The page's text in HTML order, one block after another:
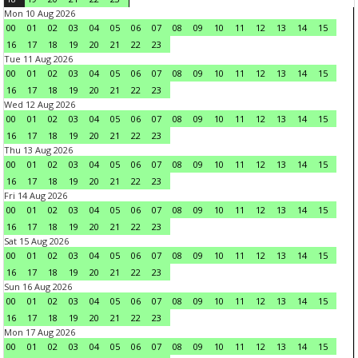
Mon 10 Aug 2026
00
01 02 03 04 05 06 07 08 09 10 11 12 13 14
15
16
17 18 19 20 21 22
23
Tue 11 Aug 2026
00
01 02 03 04 05 06 07 08 09 10 11 12 13 14
15
16
17 18 19 20 21 22
23
Wed 12 Aug 2026
00
01 02 03 04 05 06 07 08 09 10 11 12 13 14
15
16
17 18 19 20 21 22
23
Thu 13 Aug 2026
00
01 02 03 04 05 06 07 08 09 10 11 12 13 14
15
16
17 18 19 20 21 22
23
Fri 14 Aug 2026
00
01 02 03 04 05 06 07 08 09 10 11 12 13 14
15
16
17 18 19 20 21 22
23
Sat 15 Aug 2026
00
01 02 03 04 05 06 07 08 09 10 11 12 13 14
15
16
17 18 19 20 21 22
23
Sun 16 Aug 2026
00
01 02 03 04 05 06 07 08 09 10 11 12 13 14
15
16
17 18 19 20 21 22
23
Mon 17 Aug 2026
00
01 02 03 04 05 06 07 08 09 10 11 12 13 14
15